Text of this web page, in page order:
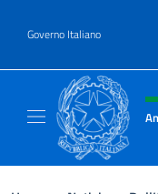
Governo Italiano
Intestazione